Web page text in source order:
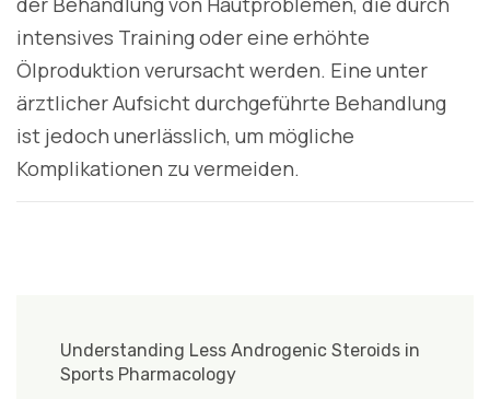
intensives Training oder eine erhöhte
Ölproduktion verursacht werden. Eine unter
ärztlicher Aufsicht durchgeführte Behandlung
ist jedoch unerlässlich, um mögliche
Komplikationen zu vermeiden.
Navigation
Understanding Less Androgenic Steroids in
Sports Pharmacology